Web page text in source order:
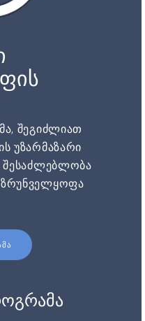
შეგიძლიათ
უზარმაზარი
შესაძლებლობა